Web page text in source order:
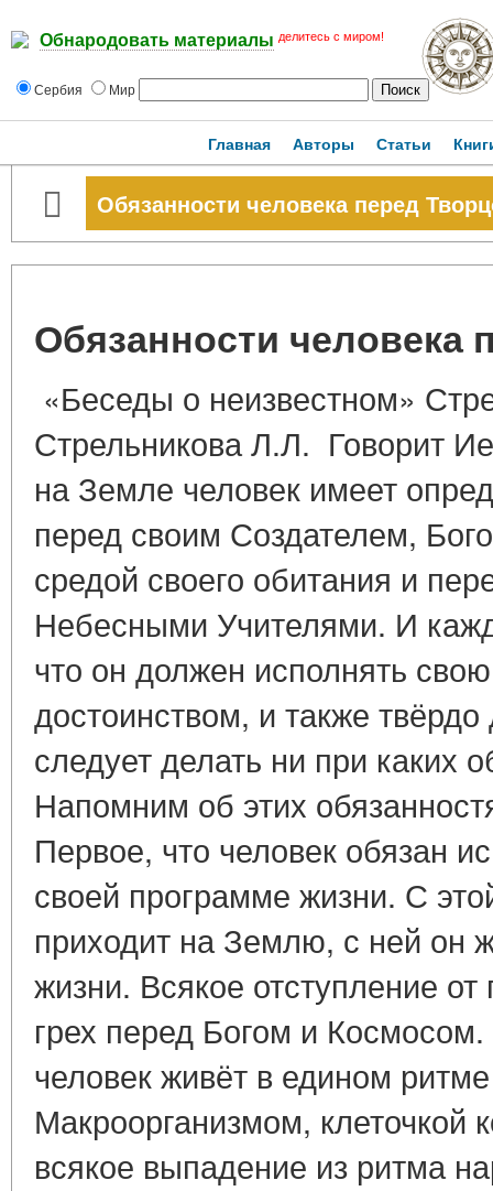
Обнародовать материалы делитесь с миром!
Сербия Мир
Главная Авторы Статьи
Обязанности человека перед
Обязанности человека
«Беседы о неизвестном»
Стрельникова Л.Л. Говорит
на Земле человек имеет
перед своим Создателем,
средой своего обитания и
Небесными Учителями. И
что он должен исполнять
достоинством, и также
следует делать ни при каких
Напомним об этих
Первое, что человек обязан
своей программе жизни. С
приходит на Землю, с ней он
жизни. Всякое отступление
грех перед Богом и
человек живёт в едином
Макроорганизмом, клеточкой
всякое выпадение из ритма